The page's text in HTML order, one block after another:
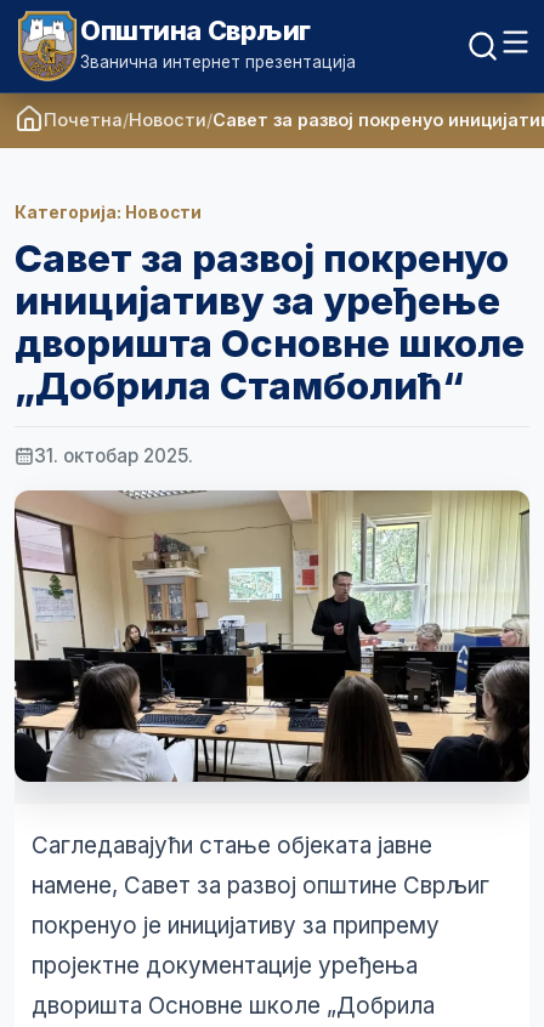
Општина Сврљиг
Званична интернет презентација
Почетна Новости Савет за развој покренуо
Категорија: Новости
Савет за развој покренуо
иницијативу за уређење
дворишта Основне школе
„Добрила Стамболић“
31. октобар 2025.
Сагледавајући стање објеката јавне
намене, Савет за развој општине Сврљиг
покренуо је иницијативу за припрему
пројектне документације уређења
дворишта Основне школе „Добрила